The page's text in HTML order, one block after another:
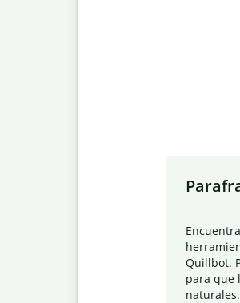
Quillbot.
para que
naturales.